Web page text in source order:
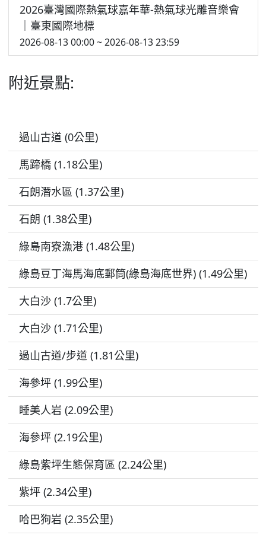
2026臺灣國際熱氣球嘉年華-熱氣球光雕音樂會
｜臺東國際地標
2026-08-13 00:00 ~ 2026-08-13 23:59
附近景點:
過山古道 (0公里)
馬蹄橋 (1.18公里)
石朗潛水區 (1.37公里)
石朗 (1.38公里)
綠島南寮漁港 (1.48公里)
綠島豆丁海馬海底郵筒(綠島海底世界) (1.49公里)
大白沙 (1.7公里)
大白沙 (1.71公里)
過山古道/步道 (1.81公里)
海參坪 (1.99公里)
睡美人岩 (2.09公里)
海參坪 (2.19公里)
綠島紫坪生態保育區 (2.24公里)
紫坪 (2.34公里)
哈巴狗岩 (2.35公里)